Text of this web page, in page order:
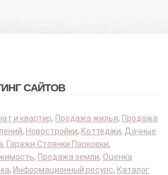
САЙТОВ
и квартир, Продажа жилья, Продажа
, Новостройки, Коттеджи, Дачные
, Гаражи Стоянки Парковки,
, Продажа земли, Оценка
, Информационный ресурс, Каталог